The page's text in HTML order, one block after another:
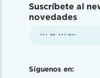
Suscríbete al
novedades
Síguenos en: